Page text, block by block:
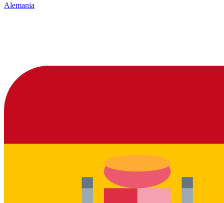
Alemania